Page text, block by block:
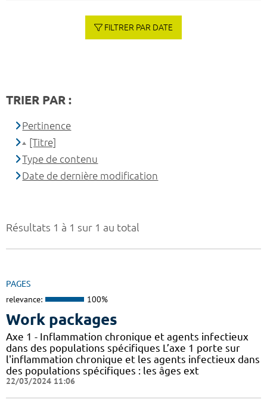
Résultats 1 à 1 sur 1 au total
PAGES
relevance: 100%
Work packages
Axe 1 - Inflammation chronique et agents infectieux
dans des populations spécifiques L’axe 1 porte sur
l'inflammation chronique et les agents infectieux dans
des populations spécifiques : les âges ext
22/03/2024 11:06
FILTRER PAR DATE
TRIER PAR :
Pertinence
[Titre]
Type de contenu
Date de dernière modification